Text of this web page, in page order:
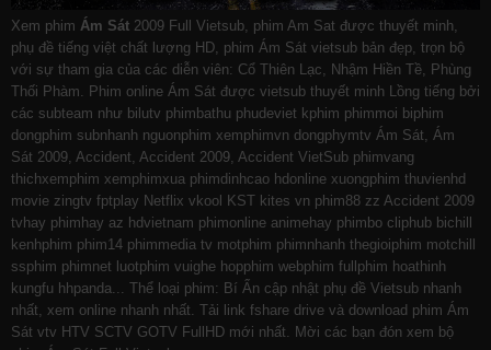
Xem phim Ám Sát 2009 Full Vietsub, phim Am Sat được thuyết minh,
phụ đề tiếng việt chất lượng HD, phim Ám Sát vietsub bản đẹp, trọn bộ
với sự tham gia của các diễn viên: Cổ Thiên Lạc, Nhậm Hiền Tề, Phùng
Thối Phàm. Phim online Ám Sát được vietsub thuyết minh Lồng tiếng bởi
các subteam như bilutv phimbathu phudeviet kphim phimmoi biphim
dongphim subnhanh nguonphim xemphimvn dongphymtv Ám Sát, Ám
Sát 2009, Accident, Accident 2009, Accident VietSub phimvang
thichxemphim xemphimxua phimdinhcao hdonline xuongphim thuvienhd
movie zingtv fptplay Netflix vkool KST kites vn phim88 zz Accident 2009
tvhay phimhay az hdvietnam phimonline animehay phimbo cliphub bichill
kenhphim phim14 phimmedia tv motphim phimnhanh thegioiphim motchill
ssphim phimnet luotphim vuighe hopphim webphim fullphim hoathinh
kungfu hhpanda ... Thể loại phim: Bí Ẩn cập nhật phụ đề Vietsub nhanh
nhất, xem online nhanh nhất. Tải link fshare drive và download phim Ám
Sát vtv HTV SCTV GOTV FullHD mới nhất. Mời các bạn đón xem bộ